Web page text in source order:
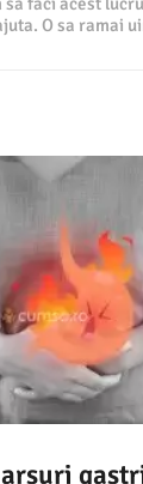
O sa ramai
1
arsuri